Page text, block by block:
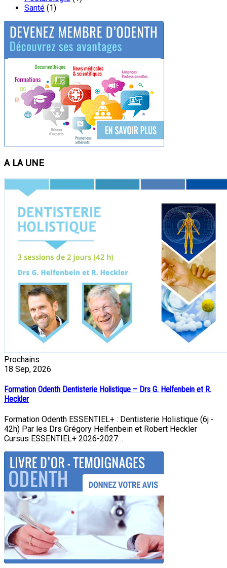
Santé (1)
A LA UNE
Prochains
18 Sep, 2026
Formation Odenth Dentisterie Holistique – Drs G. Helfenbein et R.
Heckler
Formation Odenth ESSENTIEL+ : Dentisterie Holistique (6j -
42h) Par les Drs Grégory Helfenbein et Robert Heckler
Cursus ESSENTIEL+ 2026-2027…